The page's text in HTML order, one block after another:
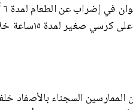
الحراس بتكبيل ٥ من الممارسين